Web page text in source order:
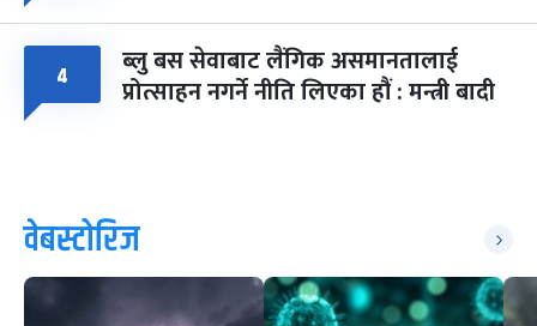
४ ब्लु बस सेवाबाट लैंगिक असमानतालाई
प्रोत्साहन नगर्ने नीति लिएका हौं : मन्त्री बादी
वेबस्टोरिज